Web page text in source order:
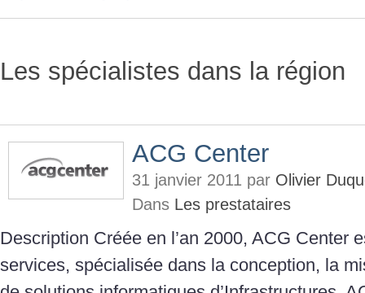
Les spécialistes dans la région
ACG Center
31 janvier 2011 par Olivier
Dans Les prestataires
Description Créée en l’an 2000, ACG Center
services, spécialisée dans la conception, la